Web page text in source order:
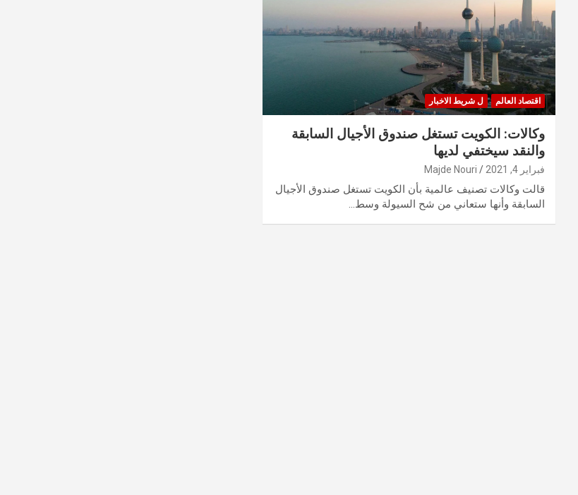
اقتصاد العالم ل شريط الاخبار
وكالات: الكويت تستغل صندوق الأجيال السابقة
والنقد سيختفي لديها
فبراير 4, 2021 Majde Nouri
قالت وكالات تصنيف عالمية بأن الكويت تستغل صندوق الأجيال
السابقة وأنها ستعاني من شح السيولة وسط…